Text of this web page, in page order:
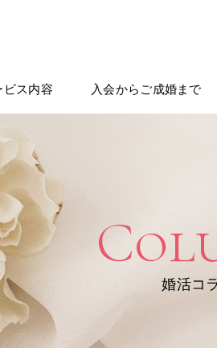
ビス内容 入会からご成婚まで
婚活コ